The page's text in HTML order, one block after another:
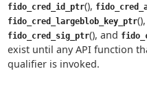
fido_cred_id_ptr(),
fido_cred_largeblob_key_ptr(),
fido_cred_sig_ptr(), and
exist until any API function
qualifier is invoked.